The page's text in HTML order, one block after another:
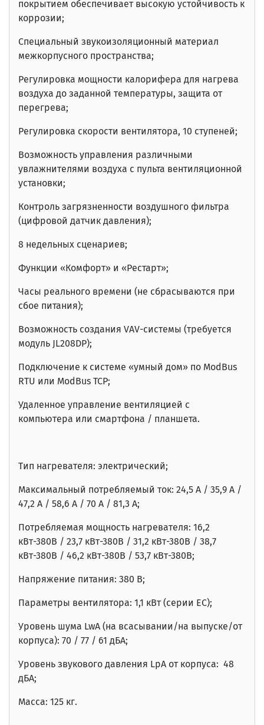
покрытием обеспечивает высокую устойчивость к
коррозии;
Специальный звукоизоляционный материал
межкорпусного пространства;
Регулировка мощности калорифера для нагрева
воздуха до заданной температуры, защита от
перегрева;
Регулировка скорости вентилятора, 10 ступеней;
Возможность управления различными
увлажнителями воздуха с пульта вентиляционной
установки;
Контроль загрязненности воздушного фильтра
(цифровой датчик давления);
8 недельных сценариев;
Функции «Комфорт» и «Рестарт»;
Часы реального времени (не сбрасываются при
сбое питания);
Возможность создания VAV-системы (требуется
модуль JL208DP);
Подключение к системе «умный дом» по ModBus
RTU или ModBus TCP;
Удаленное управление вентиляцией с
компьютера или смартфона / планшета.
Тип нагревателя: электрический;
Максимальный потребляемый ток: 24,5 А / 35,9 А /
47,2 А / 58,6 А / 70 А / 81,3 А;
Потребляемая мощность нагревателя: 16,2
кВт-380В / 23,7 кВт-380В / 31,2 кВт-380В / 38,7
кВт-380В / 46,2 кВт-380В / 53,7 кВт-380В;
Напряжение питания: 380 В;
Параметры вентилятора: 1,1 кВт (серии EC);
Уровень шума LwA (на всасывании/на выпуске/от
корпуса): 70 / 77 / 61 дБА;
Уровень звукового давления LpA от корпуса: 48
дБА;
Масса: 125 кг.